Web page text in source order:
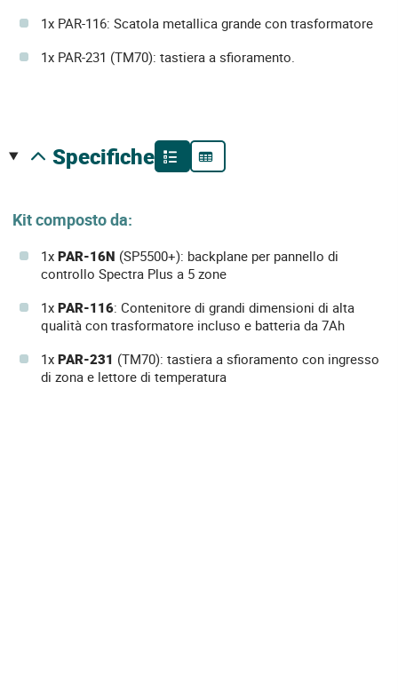
1x PAR-116: Scatola metallica grande con trasformatore
1x PAR-231 (TM70): tastiera a sfioramento.
specifiche
Kit composto da:
1x PAR-16N (SP5500+): backplane per pannello di
controllo Spectra Plus a 5 zone
1x PAR-116: Contenitore di grandi dimensioni di alta
qualità con trasformatore incluso e batteria da 7Ah
1x PAR-231 (TM70): tastiera a sfioramento con ingresso
di zona e lettore di temperatura